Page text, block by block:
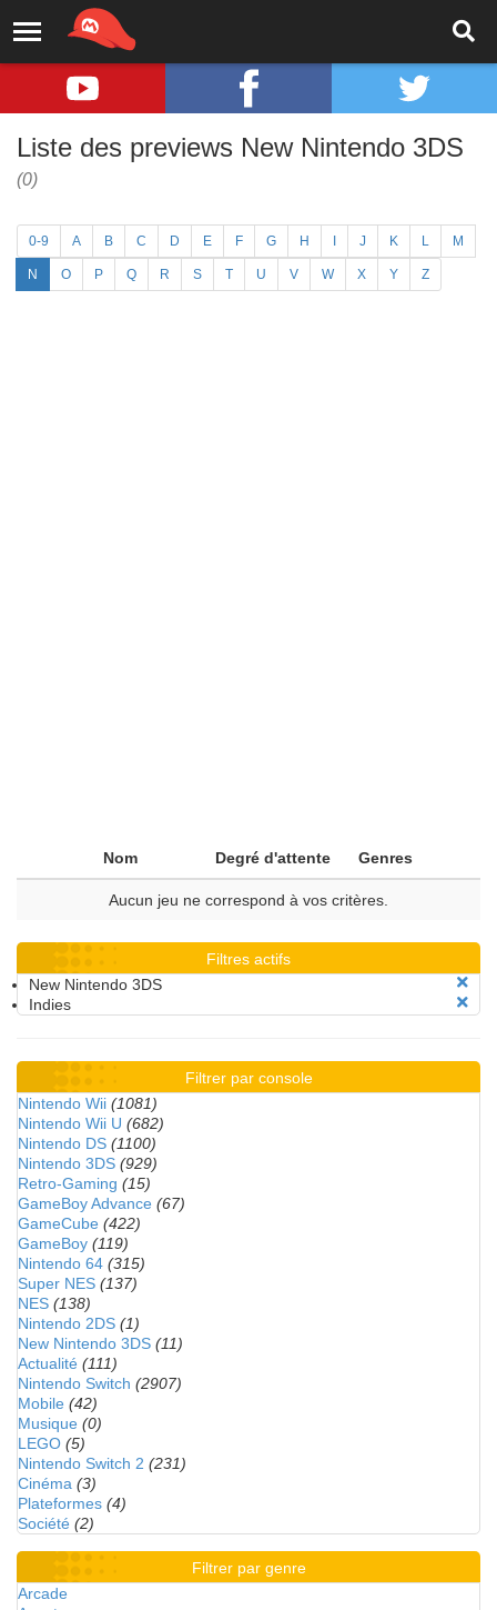
Liste des previews New Nintendo 3DS
(0)
0-9 A B C D E F G H J K L M
N O P Q R S T U V W X Y Z
Nom Degré d'attente Genres
Aucun jeu ne correspond à vos critères.
Filtres actifs
New Nintendo 3DS
Indies
Filtrer par console
Nintendo Wii (1081)
Nintendo Wii U (682)
Nintendo DS (1100)
Nintendo 3DS (929)
Retro-Gaming (15)
GameBoy Advance (67)
GameCube (422)
GameBoy (119)
Nintendo 64 (315)
Super NES (137)
NES (138)
Nintendo 2DS (1)
New Nintendo 3DS (11)
Actualité (111)
Nintendo Switch (2907)
Mobile (42)
Musique (0)
LEGO (5)
Nintendo Switch 2 (231)
Cinéma (3)
Plateformes (4)
Société (2)
Filtrer par genre
Arcade